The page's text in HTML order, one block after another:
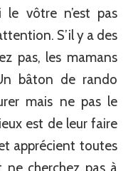
le vôtre n’est pas
S’il y a des
pas, les mamans
bâton de rando
mais ne pas le
est de leur faire
apprécient toutes
ne cherchez pas à